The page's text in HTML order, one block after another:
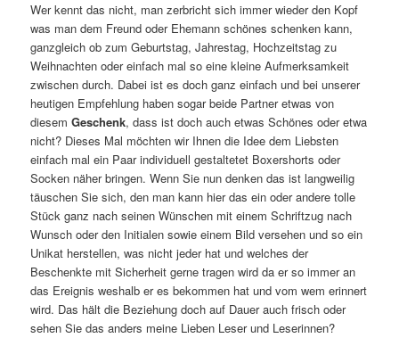
Wer kennt das nicht, man zerbricht sich immer wieder den Kopf
was man dem Freund oder Ehemann schönes schenken kann,
ganzgleich ob zum Geburtstag, Jahrestag, Hochzeitstag zu
Weihnachten oder einfach mal so eine kleine Aufmerksamkeit
zwischen durch. Dabei ist es doch ganz einfach und bei unserer
heutigen Empfehlung haben sogar beide Partner etwas von
diesemGeschenk, dass ist doch auch etwas Schönes oder etwa
nicht? Dieses Mal möchten wir Ihnen die Idee dem Liebsten
einfach mal ein Paar individuell gestaltetet Boxershorts oder
Socken näher bringen. Wenn Sie nun denken das ist langweilig
täuschen Sie sich, den man kann hier das ein oder andere tolle
Stück ganz nach seinen Wünschen mit einem Schriftzug nach
Wunsch oder den Initialen sowie einem Bild versehen und so ein
Unikat herstellen, was nicht jeder hat und welches der
Beschenkte mit Sicherheit gerne tragen wird da er so immer an
das Ereignis weshalb er es bekommen hat und vom wem erinnert
wird. Das hält die Beziehung doch auf Dauer auch frisch oder
sehen Sie das anders meine Lieben Leser und Leserinnen?